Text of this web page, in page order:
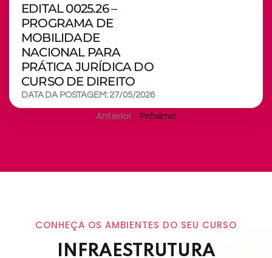
EDITAL 0025.26 –
PROGRAMA DE
MOBILIDADE
NACIONAL PARA
PRÁTICA JURÍDICA DO
CURSO DE DIREITO
DATA DA POSTAGEM: 27/05/2026
Anterior Próximo
CONHEÇA OS AMBIENTES DO SEU CURSO
INFRAESTRUTURA